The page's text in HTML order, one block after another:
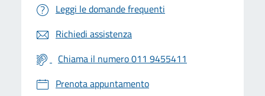
Leggi le domande frequenti
Richiedi assistenza
Chiama il numero 011 9455411
Prenota appuntamento